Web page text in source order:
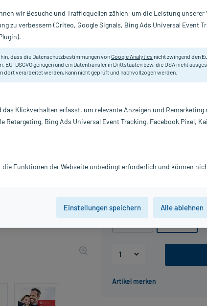
für kurze Zeit:Gratis-Versand* ab 19€ Mindestbestellwert!
inkl. MwSt. Gratis-Versand innerhalb D.
Packungseinheit
Nahrungsergänzungsmittel mit
Vitamin B2.
PZN:
Hersteller:
wir Besuche und Trafficquellen zählen, um die Leistung unserer
zu verbessern (Criteo, Google Signals, Bing Ads Universal Event
dass die Datenschutzbestimmungen vonGoogle Analytics nicht zwingend den
EU-DSGVO genügen und ein Datentransfer in Drittstaaten bzw. die USA nicht
dort verarbeitet werden, kann nicht geprüft und nachvollzogen werden.
Klickverhalten erfasst, um relevante Anzeigen und Remarketing
Retargeting, Bing Ads Universal Event Tracking, Facebook Pixel,
die Funktionen der Webseite unbedingt erforderlich und können
Einstellungen speichern Alle ablehnen